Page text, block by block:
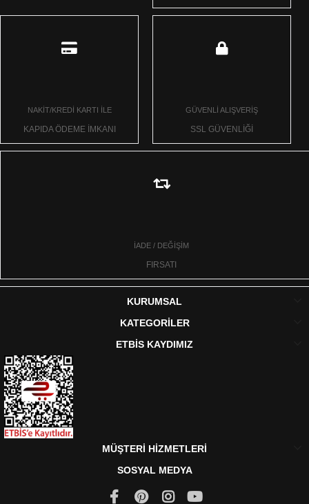
NAKİT/KREDİ KARTI İLE
KAPIDA ÖDEME İMKANI
GÜVENLİ ALIŞVERİŞ
SSL GÜVENLİĞİ
İADE / DEĞİŞİM
FIRSATI
KURUMSAL
KATEGORİLER
ETBİS KAYDIMIZ
MÜŞTERİ HİZMETLERİ
SOSYAL MEDYA